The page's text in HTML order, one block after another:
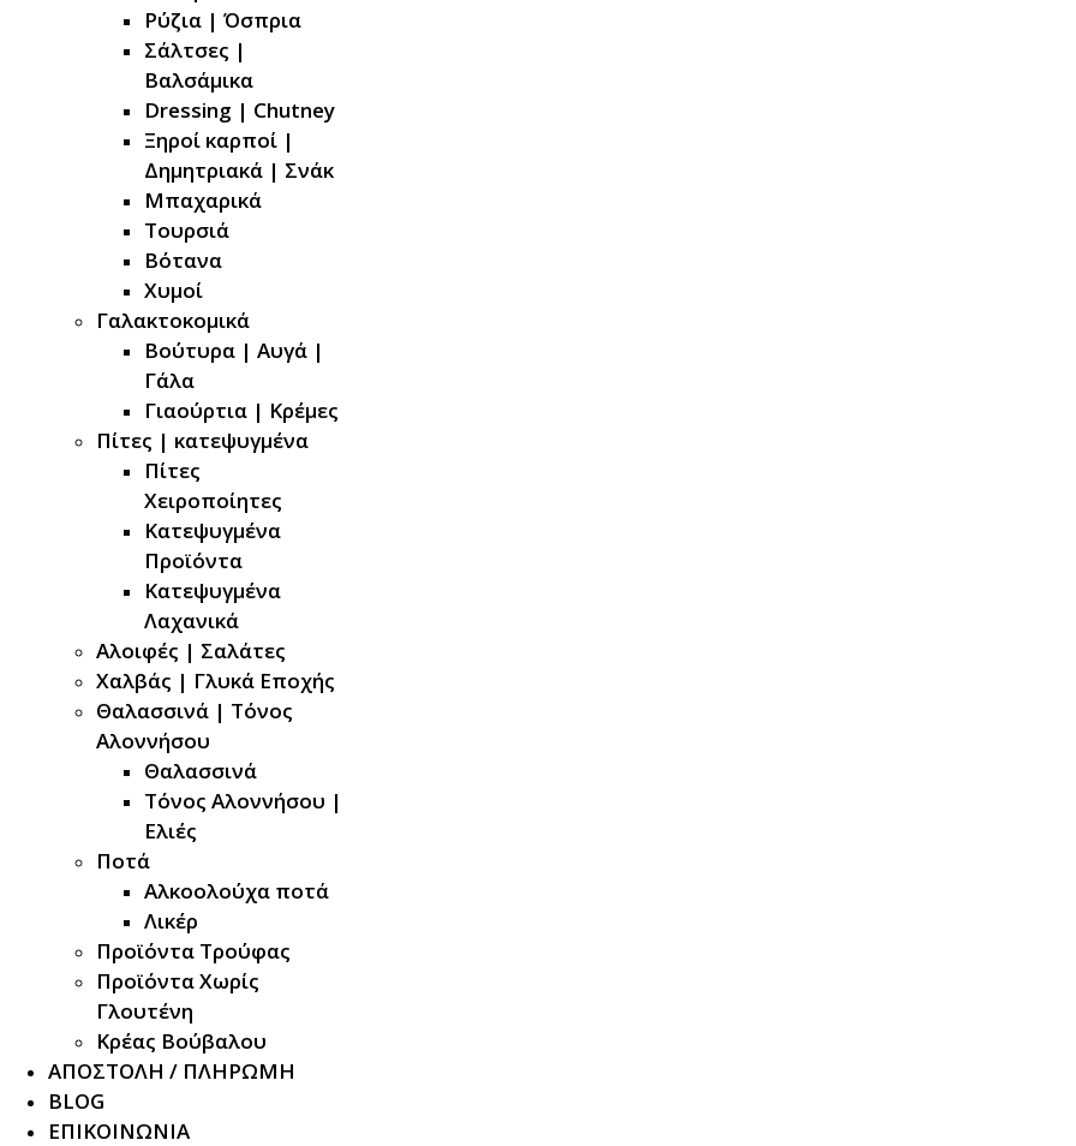
Ρύζια | Όσπρια
Σάλτσες |
Βαλσάμικα
Dressing | Chutney
Ξηροί καρποί |
Δημητριακά | Σνάκ
Μπαχαρικά
Τουρσιά
Βότανα
Χυμοί
Γαλακτοκομικά
Βούτυρα | Αυγά |
Γάλα
Γιαούρτια | Κρέμες
Πίτες | κατεψυγμένα
Πίτες
Χειροποίητες
Κατεψυγμένα
Προϊόντα
Κατεψυγμένα
Λαχανικά
Αλοιφές | Σαλάτες
Χαλβάς | Γλυκά Εποχής
Θαλασσινά | Τόνος
Αλοννήσου
Θαλασσινά
Τόνος Αλοννήσου |
Ελιές
Ποτά
Αλκοολούχα ποτά
Λικέρ
Προϊόντα Τρούφας
Προϊόντα Χωρίς
Γλουτένη
Κρέας Βούβαλου
ΑΠΟΣΤΟΛΗ / ΠΛΗΡΩΜΗ
BLOG
ΕΠΙΚΟΙΝΩΝΙΑ